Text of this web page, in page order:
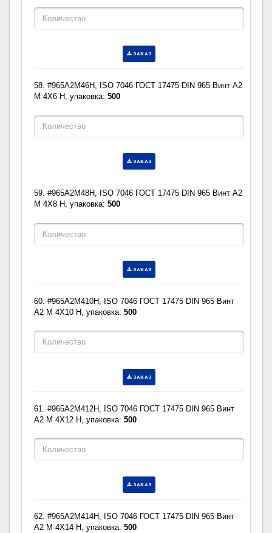
ЗАКАЗ
58. #965A2M46H, ISO 7046 ГОСТ 17475 DIN 965 Винт A2
M 4X6 H, упаковка:500
ЗАКАЗ
59. #965A2M48H, ISO 7046 ГОСТ 17475 DIN 965 Винт A2
M 4X8 H, упаковка:500
ЗАКАЗ
60. #965A2M410H, ISO 7046 ГОСТ 17475 DIN 965 Винт
A2 M 4X10 H, упаковка:500
ЗАКАЗ
61. #965A2M412H, ISO 7046 ГОСТ 17475 DIN 965 Винт
A2 M 4X12 H, упаковка:500
ЗАКАЗ
62. #965A2M414H, ISO 7046 ГОСТ 17475 DIN 965 Винт
A2 M 4X14 H, упаковка:500